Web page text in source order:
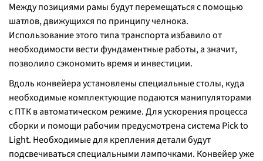
Между позициями рамы будут перемещаться с помощью
шатлов, движущихся по принципу челнока.
Использование этого типа транспорта избавило от
необходимости вести фундаментные работы, а значит,
позволило сэкономить время и инвестиции.
Вдоль конвейера установлены специальные столы, куда
необходимые комплектующие подаются манипуляторами
с ПТК в автоматическом режиме. Для ускорения процесса
сборки и помощи рабочим предусмотрена система Pick to
Light. Необходимые для крепления детали будут
подсвечиваться специальными лампочками. Конвейер уже